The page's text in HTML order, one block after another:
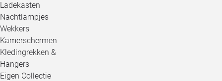
Ladekasten
Nachtlampjes
Wekkers
Kamerschermen
Kledingrekken &
Hangers
Eigen Collectie